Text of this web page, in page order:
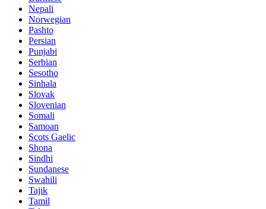
Nepali
Norwegian
Pashto
Persian
Punjabi
Serbian
Sesotho
Sinhala
Slovak
Slovenian
Somali
Samoan
Scots Gaelic
Shona
Sindhi
Sundanese
Swahili
Tajik
Tamil